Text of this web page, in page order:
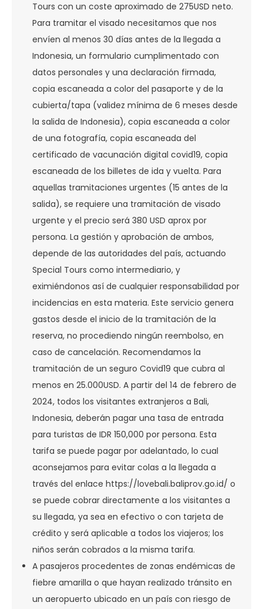
Tours con un coste aproximado de 275USD neto.
Para tramitar el visado necesitamos que nos
envíen al menos 30 días antes de la llegada a
Indonesia, un formulario cumplimentado con
datos personales y una declaración firmada,
copia escaneada a color del pasaporte y de la
cubierta/tapa (validez mínima de 6 meses desde
la salida de Indonesia), copia escaneada a color
de una fotografía, copia escaneada del
certificado de vacunación digital covid19, copia
escaneada de los billetes de ida y vuelta. Para
aquellas tramitaciones urgentes (15 antes de la
salida), se requiere una tramitación de visado
urgente y el precio será 380 USD aprox por
persona. La gestión y aprobación de ambos,
depende de las autoridades del país, actuando
Special Tours como intermediario, y
eximiéndonos así de cualquier responsabilidad por
incidencias en esta materia. Este servicio genera
gastos desde el inicio de la tramitación de la
reserva, no procediendo ningún reembolso, en
caso de cancelación. Recomendamos la
tramitación de un seguro Covid19 que cubra al
menos en 25.000USD. A partir del 14 de febrero de
2024, todos los visitantes extranjeros a Bali,
Indonesia, deberán pagar una tasa de entrada
para turistas de IDR 150,000 por persona. Esta
tarifa se puede pagar por adelantado, lo cual
aconsejamos para evitar colas a la llegada a
través del enlace https://lovebali.baliprov.go.id/ o
se puede cobrar directamente a los visitantes a
su llegada, ya sea en efectivo o con tarjeta de
crédito y será aplicable a todos los viajeros; los
niños serán cobrados a la misma tarifa.
A pasajeros procedentes de zonas endémicas de
fiebre amarilla o que hayan realizado tránsito en
un aeropuerto ubicado en un país con riesgo de